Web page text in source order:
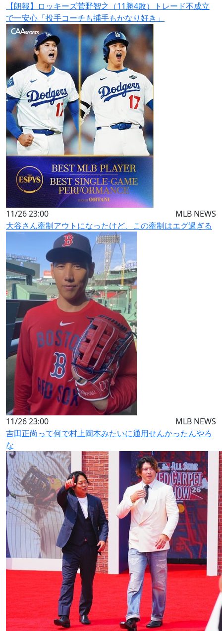
【朗報】ロッキーズ菅野智之（11勝4敗）トレード不成立
で一安心「投手コーチも捕手もかなり好き」
11/26 23:00
MLB NEWS
大谷さん牽制アウトになったけど、この牽制はエグ過ぎる
11/26 23:00
MLB NEWS
吉田正尚って何で村上岡本みたいに通用せんかったんやろ
な